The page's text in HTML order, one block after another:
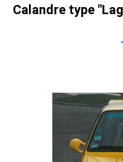
Calandre type